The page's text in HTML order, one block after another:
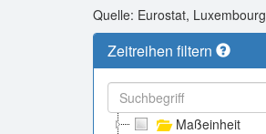
Quelle: Eurostat, Luxembourg
Zeitreihen filtern
Maßeinheit